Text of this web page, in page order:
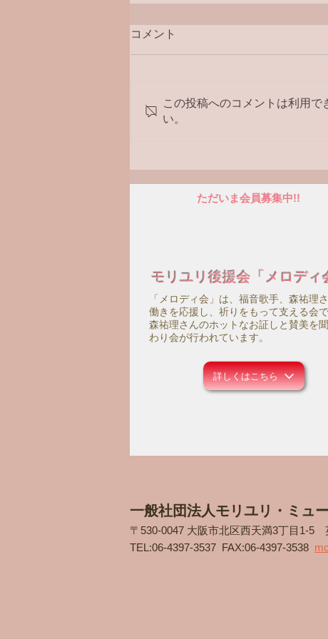
コメント
この投稿へのコメントは利用
い。
ただいま会員募集中!!
モリユリ後援会「メロディ
「メロディ会」は、福音歌手、森祐理
働きを応援し、祈りをもって支える会で
森祐理さんのホットなお証しと賛美を
わり会が行われています。
詳しくはこちら
一般社団法人モリユリ・ミュ
〒530-0047 大阪市北区西天満3丁目1-5
TEL:06-4397-3537 FAX:06-4397-3538